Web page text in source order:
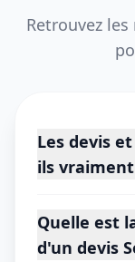
Retrouvez
Les devis
ils
Quelle est
d'un devis